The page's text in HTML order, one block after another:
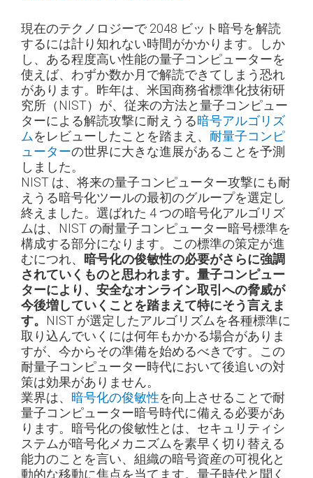
現在のテクノロジーで 2048 ビット暗号を解読
するには計り知れない時間がかかります。しか
し、ある程度高い性能の量子コンピューターを
使えば、わずか数か月で解読できてしまう恐れ
があります。昨年は、米国商務省標準化技術研
究所（NIST）が、従来の方法と量子コンピュー
ターによる解読攻撃に耐えうる暗号アルゴリズ
ムをレビューしたことを踏まえ、 耐量子コンピ
ューターの世界に大きな進展があることを予測
しました。
NIST は、将来の量子コンピューター攻撃にも耐
えうる暗号化ツールの最初のグループを選定し
終えました。選ばれた 4 つの暗号化アルゴリズ
ムは、NIST の耐量子コンピューター暗号標準を
構成する部分になります。この標準の策定が進
むにつれ、 暗号化の俊敏性の必要がさらに強調
されていくものと思われます。量子コンピュー
ターにより、安全なオンライン取引への脅威が
今後増していくことを踏まえて特にそう言えま
す。 NIST が選定したアルゴリズムを各種標準に
取り込んでいくには何年もかかる場合がありま
すが、今からその準備を始めるべきです。この
耐量子コンピューター時代において後追いの対
策は効果がありません。
業界は、 暗号化の俊敏性を向上させることで耐
量子コンピューター暗号時代に備える必要があ
ります。暗号化の俊敏性とは、セキュリティシ
ステムが暗号化メカニズムを素早く切り替える
能力のことを言い、組織の暗号資産の可視化と
動的な移動に焦点を当てます。量子時代と聞く